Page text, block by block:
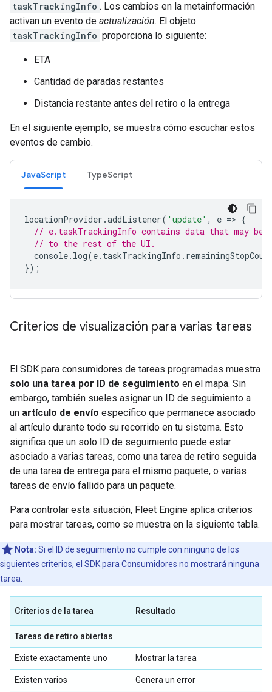
taskTrackingInfo . Los cambios en la metainformación
activan un evento de actualización. El objeto
taskTrackingInfo proporciona lo siguiente:
ETA
Cantidad de paradas restantes
Distancia restante antes del retiro o la entrega
En el siguiente ejemplo, se muestra cómo escuchar estos
eventos de cambio.
JavaScript TypeScript
locationProvider .addListener( 'update' , e => {
// e.taskTrackingInfo contains data that may be
// to the rest of the UI.
console. log(e. taskTrackingInfo .
});
Criterios de visualización para varias tareas
El SDK para consumidores de tareas programadas muestra
solo una tarea por ID de seguimiento en el mapa. Sin
embargo, también sueles asignar un ID de seguimiento a
un artículo de envío específico que permanece asociado
al artículo durante todo su recorrido en tu sistema. Esto
significa que un solo ID de seguimiento puede estar
asociado a varias tareas, como una tarea de retiro seguida
de una tarea de entrega para el mismo paquete, o varias
tareas de envío fallido para un paquete.
Para controlar esta situación, Fleet Engine aplica criterios
para mostrar tareas, como se muestra en la siguiente tabla.
Nota: Si el ID de seguimiento no cumple con ninguno de los
siguientes criterios, el SDK para Consumidores no mostrará ninguna
tarea.
Criterios de la tarea Resultado
Tareas de retiro abiertas
Existe exactamente uno Mostrar la tarea
Existen varios Genera un error